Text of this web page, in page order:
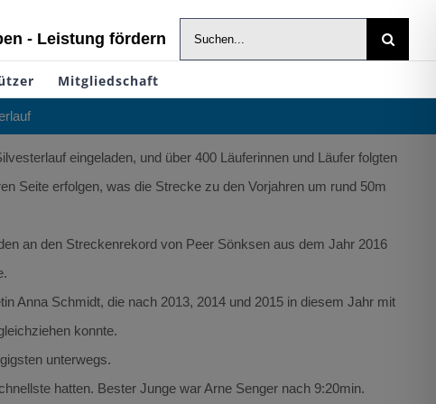
- Leistung fördern
Suche
nach:
Mitgliedschaft
eingeladen, und über 400 Läuferinnen und Läufer folgten
Seite erfolgen, was die Strecke zu den Vorjahren um rund 50m
an den Streckenrekord von Peer Sönksen aus dem Jahr 2016
Anna Schmidt, die nach 2013, 2014 und 2015 in diesem Jahr mit
konnte.
unterwegs.
hatten. Bester Junge war Arne Senger nach 9:20min.